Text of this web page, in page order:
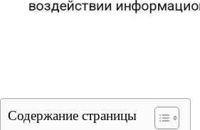
Содержание страницы